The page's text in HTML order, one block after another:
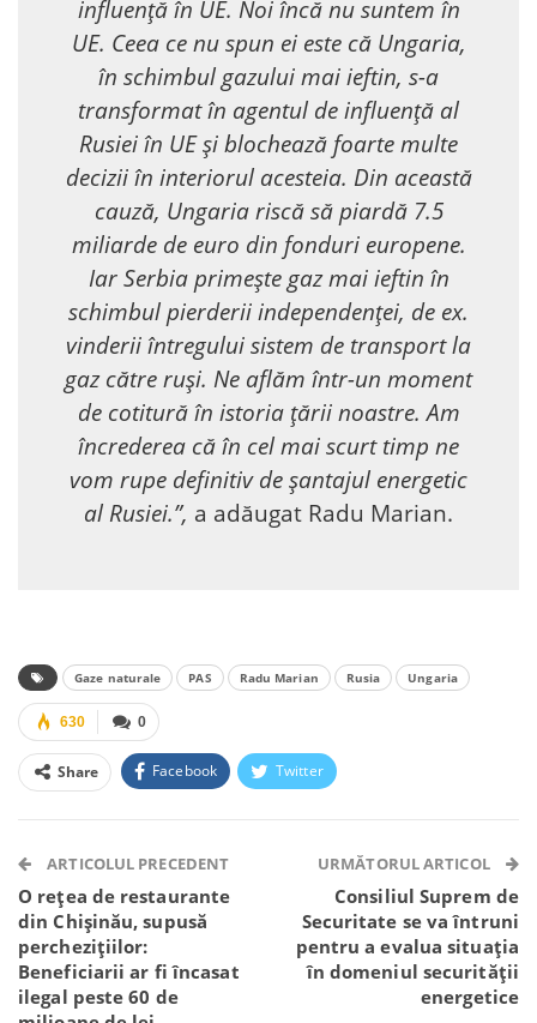
influență în UE. Noi încă nu suntem în
UE. Ceea ce nu spun ei este că Ungaria,
în schimbul gazului mai ieftin, s-a
transformat în agentul de influență al
Rusiei în UE și blochează foarte multe
decizii în interiorul acesteia. Din această
cauză, Ungaria riscă să piardă 7.5
miliarde de euro din fonduri europene.
Iar Serbia primește gaz mai ieftin în
schimbul pierderii independenței, de ex.
vinderii întregului sistem de transport la
gaz către ruși. Ne aflăm într-un moment
de cotitură în istoria țării noastre. Am
încrederea că în cel mai scurt timp ne
vom rupe definitiv de șantajul energetic
al Rusiei.”, a adăugat Radu Marian.
Gaze naturale PAS Radu Marian Rusia Ungaria
0
630
Share Facebook Twitter
Telegram WhatsApp Viber
ARTICOLUL PRECEDENT
O rețea de restaurante
din Chișinău, supusă
perchezițiilor:
Beneficiarii ar fi încasat
ilegal peste 60 de
URMĂTORUL ARTICOL
Consiliul Suprem de
Securitate se va întruni
pentru a evalua situația
în domeniul securității
energetice